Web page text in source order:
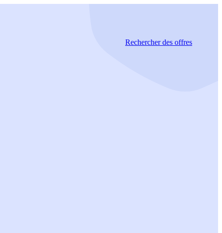
Rechercherdes offres